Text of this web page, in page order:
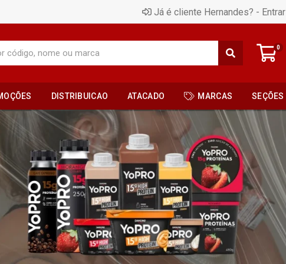
Já é cliente Hernandes? - Entrar
0
DISTRIBUICAO ATACADO MARCAS SEÇÕES